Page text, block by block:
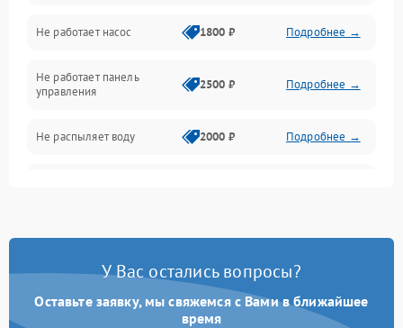
Вода
Гигиена
Программное обеспечение
Не работает насос 1800 ₽ Подробнее →
Не работает панель
управления
2500 ₽ Подробнее →
Не распыляет воду 2000 ₽ Подробнее →
Проблемы с набором
Не работает сушилка 2100 ₽ Подробнее →
У Вас остались вопросы?
Оставьте заявку, мы свяжемся с Вами в ближайшее
время